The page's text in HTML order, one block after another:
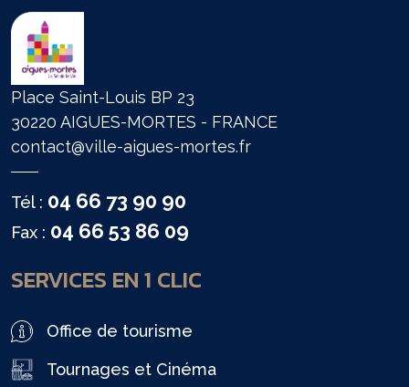
Place Saint-Louis BP 23
30220 AIGUES-MORTES - FRANCE
contact@ville-aigues-mortes.fr
Tél : 04 66 73 90 90
Fax : 04 66 53 86 09
SERVICES EN 1 CLIC
Office de tourisme
Tournages et Cinéma